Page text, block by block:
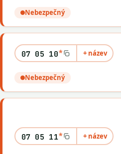
Nebezpečný
07 05 10* + název
Nebezpečný
07 05 11* + název